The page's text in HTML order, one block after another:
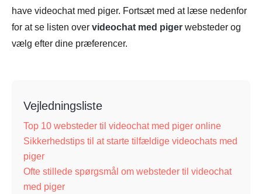
have videochat med piger. Fortsæt med at læse nedenfor
for at se listen over videochat med piger websteder og
vælg efter dine præferencer.
Vejledningsliste
Top 10 websteder til videochat med piger online
Sikkerhedstips til at starte tilfældige videochats med
piger
Ofte stillede spørgsmål om websteder til videochat
med piger